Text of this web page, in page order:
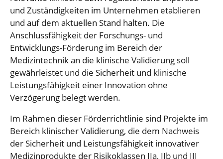
und Zuständigkeiten im Unternehmen etablieren
und auf dem aktuellen Stand halten. Die
Anschlussfähigkeit der Forschungs- und
Entwicklungs-Förderung im Bereich der
Medizintechnik an die klinische Validierung soll
gewährleistet und die Sicherheit und klinische
Leistungsfähigkeit einer Innovation ohne
Verzögerung belegt werden.
Im Rahmen dieser Förderrichtlinie sind Projekte im
Bereich klinischer Validierung, die dem Nachweis
der Sicherheit und Leistungsfähigkeit innovativer
Medizinprodukte der Risikoklassen IIa, IIb und III